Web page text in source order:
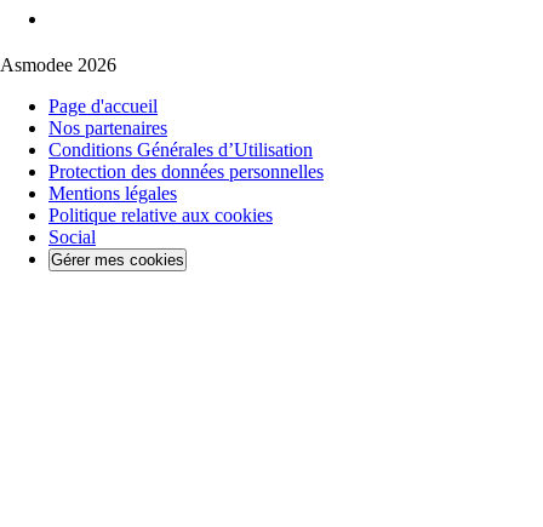
Asmodee 2026
Page d'accueil
Nos partenaires
Conditions Générales d’Utilisation
Protection des données personnelles
Mentions légales
Politique relative aux cookies
Social
Gérer mes cookies